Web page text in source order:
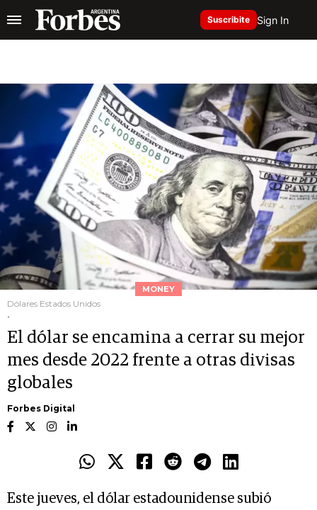
Suscribite Sign In
MONEY
Dólares Estados Unidos
.
El dólar se encamina a cerrar su mejor
mes desde 2022 frente a otras divisas
globales
Forbes Digital
Este jueves, el dólar estadounidense subió